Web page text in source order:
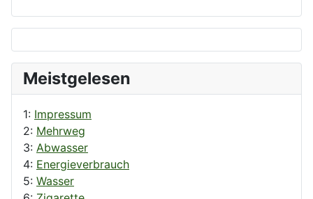
Meistgelesen
1: Impressum
2: Mehrweg
3: Abwasser
4: Energieverbrauch
5: Wasser